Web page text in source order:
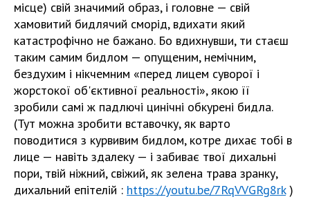
місце) свій значимий образ, і головне — свій
хамовитий бидлячий сморід, вдихати який
катастрофічно не бажано. Бо вдихнувши, ти стаєш
таким самим бидлом — опущеним, немічним,
бездухим і нікчемним «перед лицем суворої і
жорстокої об'єктивної реальності», якою її
зробили самі ж падлючі цинічні обкурені бидла.
(Тут можна зробити вставочку, як варто
поводитися з курвивим бидлом, котре дихає тобі в
лице — навіть здалеку — і забиває твої дихальні
пори, твій ніжний, свіжий, як зелена трава зранку,
дихальний епітелій : https://youtu.be/7RqVVGRg8rk)